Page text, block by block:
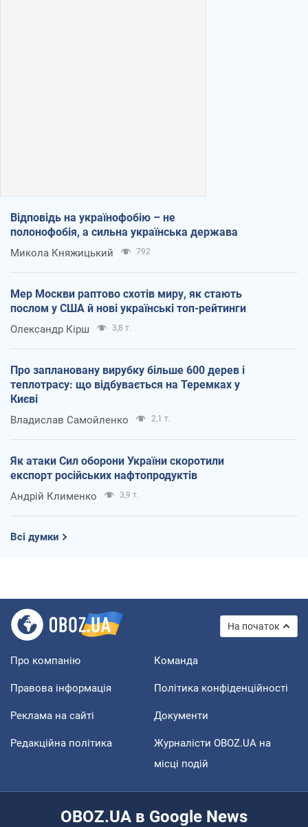
Відповідь на українофобію – не
полонофобія, а сильна українська держава
Микола Княжицький 792
Мер Москви раптово схотів миру, як стають
послом у США й нові українські топ-рейтинги
Олександр Кірш 3,8 т.
Про заплановану вирубку більше 600 дерев і
теплотрасу: що відбувається на Теремках у
Києві
Владислав Самойленко 2,1 т.
Як атаки Сил оборони України скоротили
експорт російських нафтопродуктів
Андрій Клименко 3,9 т.
Всі думки
На початок
Про компанію Команда
Правова інформація Політика конфіденційності
Реклама на сайті Документи
Редакційна політика
Журналісти OBOZ.UA на
місці подій
OBOZ.UA в Google News